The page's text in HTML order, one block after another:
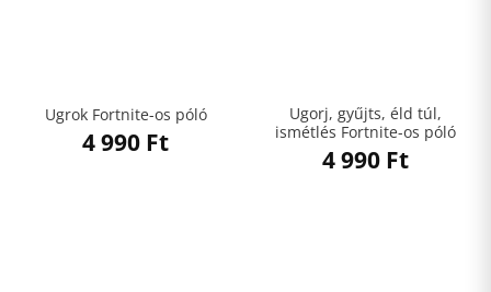
Ugrok Fortnite-os póló
4 990 Ft
Ugorj, gyűjts, éld túl,
ismétlés Fortnite-os póló
4 990 Ft